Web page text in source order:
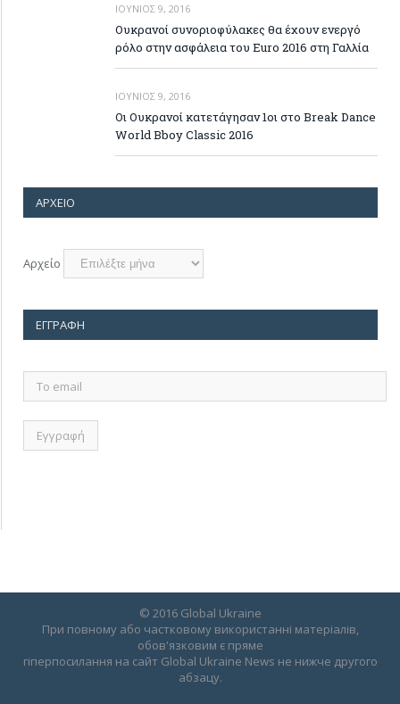
ΙΟΎΝΙΟΣ 9, 2016
Ουκρανοί συνοριοφύλακες θα έχουν ενεργό
ρόλο στην ασφάλεια του Euro 2016 στη Γαλλία
ΙΟΎΝΙΟΣ 9, 2016
Οι Ουκρανοί κατετάγησαν 1οι στο Break Dance
World Bboy Classic 2016
ΑΡΧΕΊΟ
Αρχείο
ΕΓΓΡΑΦΉ
email
© 2016 Global Ukraine
При повному або частковому використанні матеріалів,
обов'язковим є пряме
гіперпосилання на сайт Global Ukraine News не нижче другого
абзацу.